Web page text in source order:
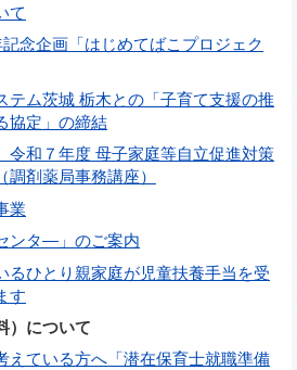
て
念企画「はじめてばこプロジェク
テム茨城 栃木との「子育て支援の推
協定」の締結
令和７年度 母子家庭等自立促進対策
剤薬局事務講座）
業
ンタ―」のご案内
るひとり親家庭が児童扶養手当を受
す
）について
えている方へ「潜在保育士就職準備